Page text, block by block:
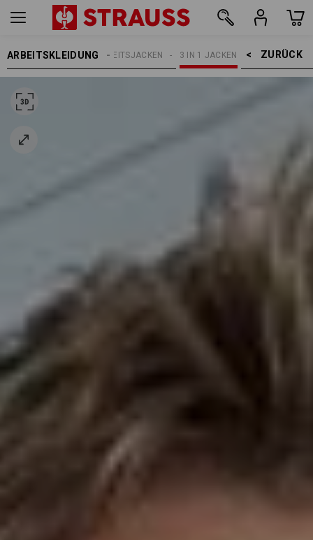
ARBEITSKLEIDUNG ZURÜCK    >
3 IN 1 JACKEN
ARBEITSJACKEN
HERREN